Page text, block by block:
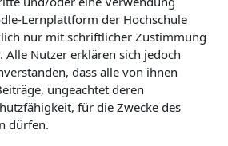
Lernplattform der Hochschule
nur mit schriftlicher Zustimmung
Alle Nutzer erklären sich jedoch
dass alle von ihnen
ungeachtet deren
für die Zwecke des
dürfen.